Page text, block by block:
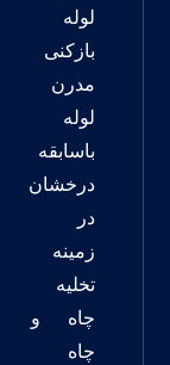
لوله
بازکنی
مدرن
لوله
باسابقه
درخشان
در
زمینه
تخلیه
چاه و
چاه